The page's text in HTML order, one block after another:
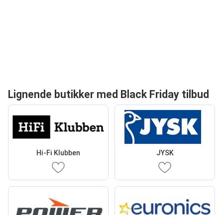
Lignende butikker med Black Friday tilbud
Hi-Fi Klubben JYSK